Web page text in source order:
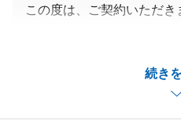
続き
この度は、ご契約いただ
色々と早急にご対応いた
ご不明な点などございま